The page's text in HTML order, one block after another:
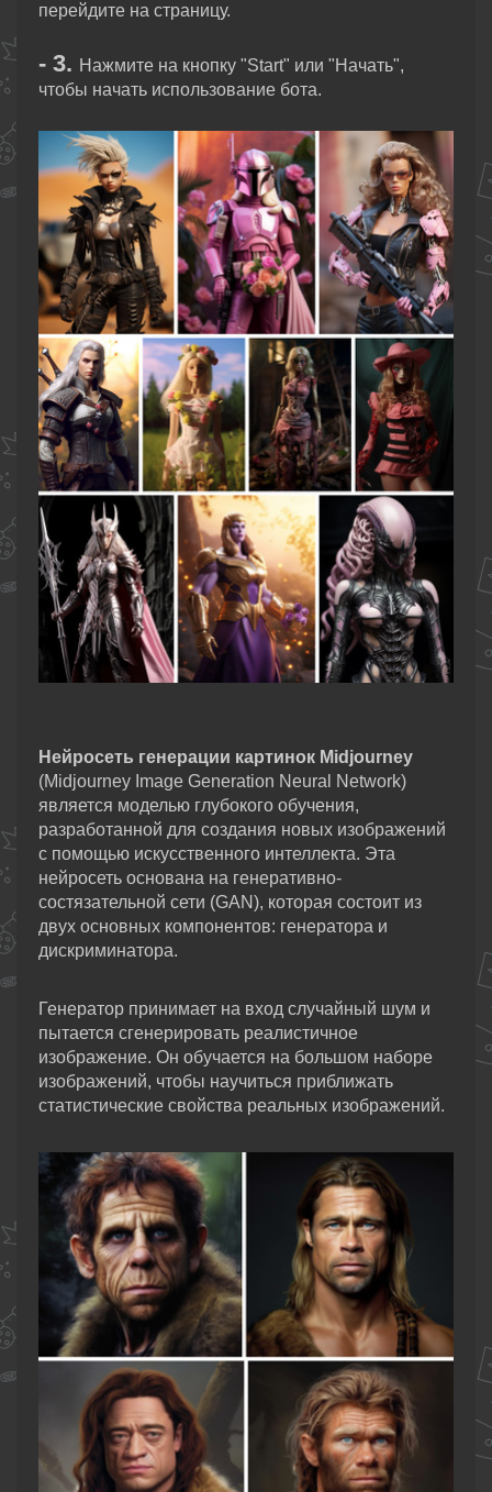
перейдите на страницу.
- 3. Нажмите на кнопку "Start" или "Начать",
чтобы начать использование бота.
Нейросеть генерации картинок Midjourney
(Midjourney Image Generation Neural Network)
является моделью глубокого обучения,
разработанной для создания новых изображений
с помощью искусственного интеллекта. Эта
нейросеть основана на генеративно-
состязательной сети (GAN), которая состоит из
двух основных компонентов: генератора и
дискриминатора.
Генератор принимает на вход случайный шум и
пытается сгенерировать реалистичное
изображение. Он обучается на большом наборе
изображений, чтобы научиться приближать
статистические свойства реальных изображений.